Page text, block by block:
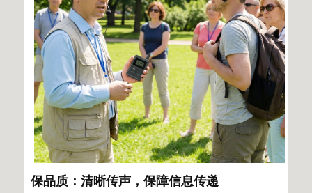
保品质：清晰传声，保障信息传递